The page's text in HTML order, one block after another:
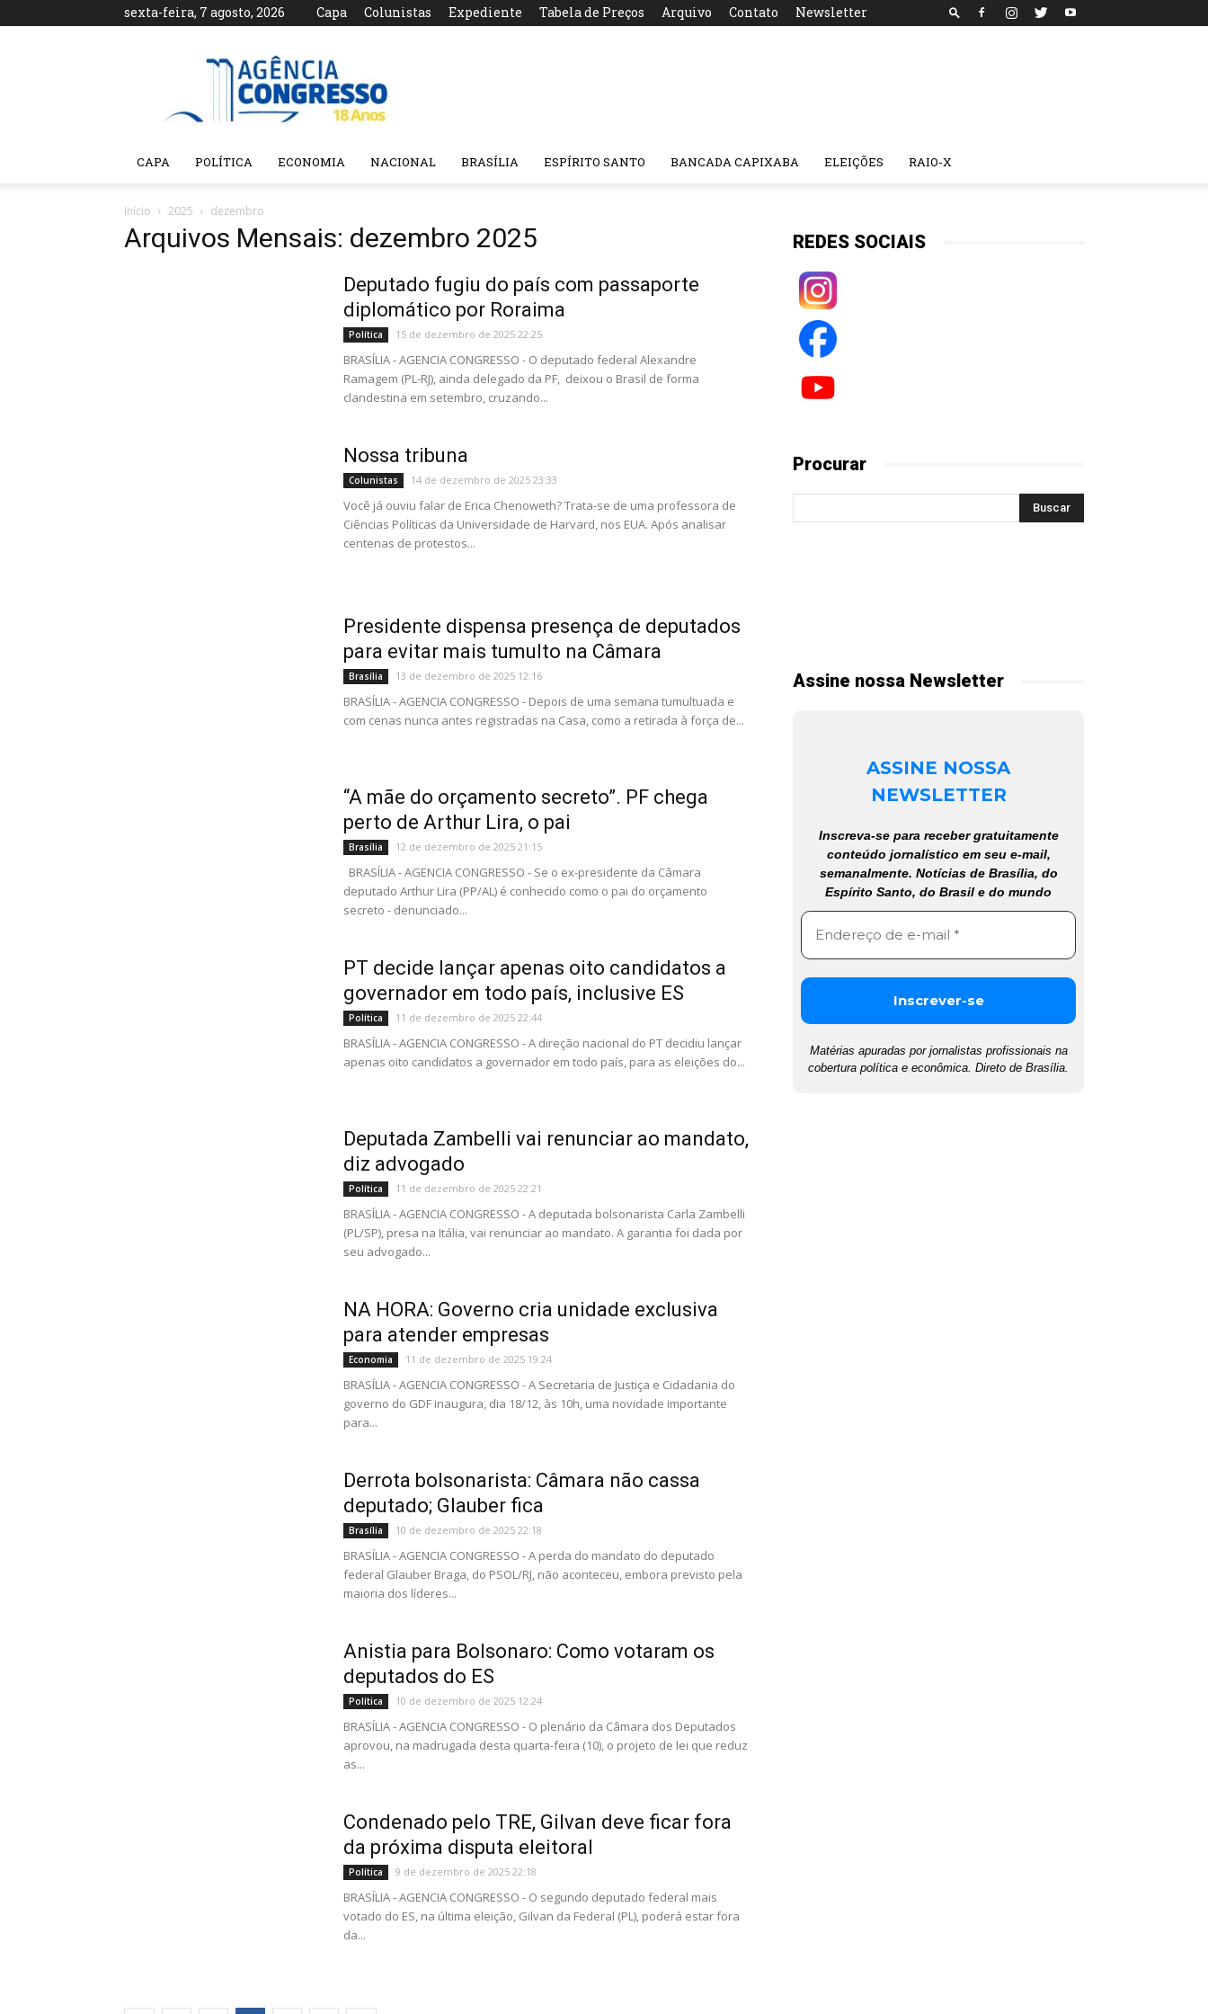
sexta-feira, 7 agosto, 2026 Capa Colunistas Expediente Tabela de Preços Arquivo Contato Newsletter
Agência
CAPA POLÍTICA ECONOMIA NACIONAL BRASÍLIA ESPÍRITO SANTO BANCADA CAPIXABA ELEIÇÕES RAIO-X
Início 2025 dezembro
Arquivos Mensais: dezembro 2025
Deputado fugiu do país com passaporte
diplomático por Roraima
Política 15 de dezembro de 2025 22:25
BRASÍLIA - AGENCIA CONGRESSO - O deputado federal Alexandre
Ramagem (PL-RJ), ainda delegado da PF, deixou o Brasil de forma
clandestina em setembro, cruzando...
Nossa tribuna
Colunistas 14 de dezembro de 2025 23:33
Você já ouviu falar de Erica Chenoweth? Trata-se de uma professora de
Ciências Políticas da Universidade de Harvard, nos EUA. Após analisar
centenas de protestos...
Presidente dispensa presença de deputados
para evitar mais tumulto na Câmara
Brasília 13 de dezembro de 2025 12:16
BRASÍLIA - AGENCIA CONGRESSO - Depois de uma semana tumultuada e
com cenas nunca antes registradas na Casa, como a retirada à força de...
“A mãe do orçamento secreto”. PF chega
perto de Arthur Lira, o pai
Brasília 12 de dezembro de 2025 21:15
BRASÍLIA - AGENCIA CONGRESSO - Se o ex-presidente da Câmara
deputado Arthur Lira (PP/AL) é conhecido como o pai do orçamento
secreto - denunciado...
PT decide lançar apenas oito candidatos a
governador em todo país, inclusive ES
Política 11 de dezembro de 2025 22:44
BRASÍLIA - AGENCIA CONGRESSO - A direção nacional do PT decidiu lançar
apenas oito candidatos a governador em todo país, para as eleições do...
Deputada Zambelli vai renunciar ao mandato,
diz advogado
Política 11 de dezembro de 2025 22:21
BRASÍLIA - AGENCIA CONGRESSO - A deputada bolsonarista Carla Zambelli
(PL/SP), presa na Itália, vai renunciar ao mandato. A garantia foi dada por
seu advogado...
NA HORA: Governo cria unidade exclusiva
para atender empresas
Economia 11 de dezembro de 2025 19:24
BRASÍLIA - AGENCIA CONGRESSO - A Secretaria de Justiça e Cidadania do
governo do GDF inaugura, dia 18/12, às 10h, uma novidade importante
para...
Derrota bolsonarista: Câmara não cassa
deputado; Glauber fica
Brasília 10 de dezembro de 2025 22:18
BRASÍLIA - AGENCIA CONGRESSO - A perda do mandato do deputado
federal Glauber Braga, do PSOL/RJ, não aconteceu, embora previsto pela
maioria dos líderes...
Anistia para Bolsonaro: Como votaram os
deputados do ES
Política 10 de dezembro de 2025 12:24
BRASÍLIA - AGENCIA CONGRESSO - O plenário da Câmara dos Deputados
aprovou, na madrugada desta quarta-feira (10), o projeto de lei que reduz
as...
Condenado pelo TRE, Gilvan deve ficar fora
da próxima disputa eleitoral
Política 9 de dezembro de 2025 22:18
BRASÍLIA - AGENCIA CONGRESSO - O segundo deputado federal mais
votado do ES, na última eleição, Gilvan da Federal (PL), poderá estar fora
da...
REDES SOCIAIS
Procurar
Assine nossa Newsletter
ASSINE NOSSA
NEWSLETTER
Inscreva-se para receber gratuitamente
conteúdo jornalístico em seu e-mail,
semanalmente. Notícias de Brasília, do
Espírito Santo, do Brasil e do mundo
Matérias apuradas por jornalistas profissionais na
cobertura política e econômica. Direto de Brasília.